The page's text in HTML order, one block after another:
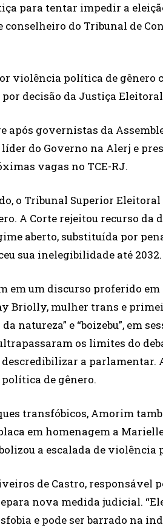
para tentar impedir a
do Tribunal de
violência política de gênero
decisão da Justiça
após governistas da
do Governo na Alerj e
vagas no TCE-RJ.
o Tribunal Superior
A Corte rejeitou recurso da
aberto, substituída por
sua inelegibilidade até 2032.
em um discurso proferido
Briolly, mulher trans e
natureza” e “boizebu”, em
os limites do
a
de gênero.
transfóbicos, Amorim
em homenagem a
a escalada de
de Castro, responsável
nova medida judicial.
e pode ser barrado na